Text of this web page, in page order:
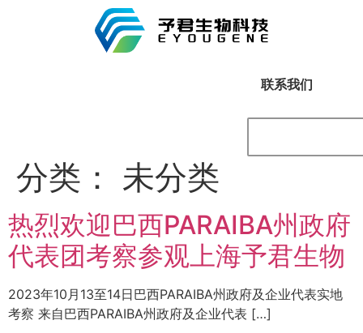
联系我们
分类： 未分类
热烈欢迎巴西PARAIBA州政府
代表团考察参观上海予君生物
2023年10月13至14日巴西PARAIBA州政府及企业代表实地
考察 来自巴西PARAIBA州政府及企业代表 […]